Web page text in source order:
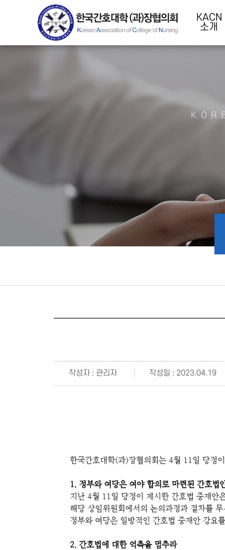
KACN
소개
작성자 : 관리자 작성일 : 2023.04.19
한국간호대학(과)장협의회는 4월 11 일 당정
1. 정부와 여당은 여야 합의로 마련된 간호법
지난 4월 11 일 당정이 제시한 간호법 중재안
해당 상임위원회에서의 논의과정과 절차를
정부와 여당은 일방적인 간호법 중재안 강요
2. 간호법에 대한 억측을 멈추라